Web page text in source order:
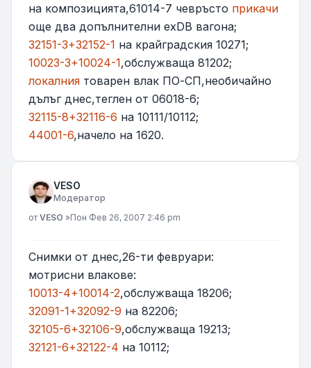
на композицията,61014-7 чевръсто прикачи
още два допълнителни exDB вагона;
32151-3+32152-1 на крайградския 10271;
10023-3+10024-1,обслужваща 81202;
локалния товарен влак ПО-СП,необичайно
дълъг днес,теглен от 06018-6;
32115-8+32116-6 на 10111/10112;
44001-6,начело на 1620.
VESO
Модератор
Мнение
от VESO »Пон Фев 26, 2007 2:46 pm
Снимки от днес,26-ти февруари:
мотрисни влакове:
10013-4+10014-2,обслужваща 18206;
32091-1+32092-9 на 82206;
32105-6+32106-9,обслужваща 19213;
32121-6+32122-4 на 10112;